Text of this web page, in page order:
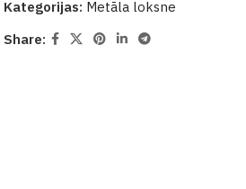
Kategorijas: Metāla loksne
Share: